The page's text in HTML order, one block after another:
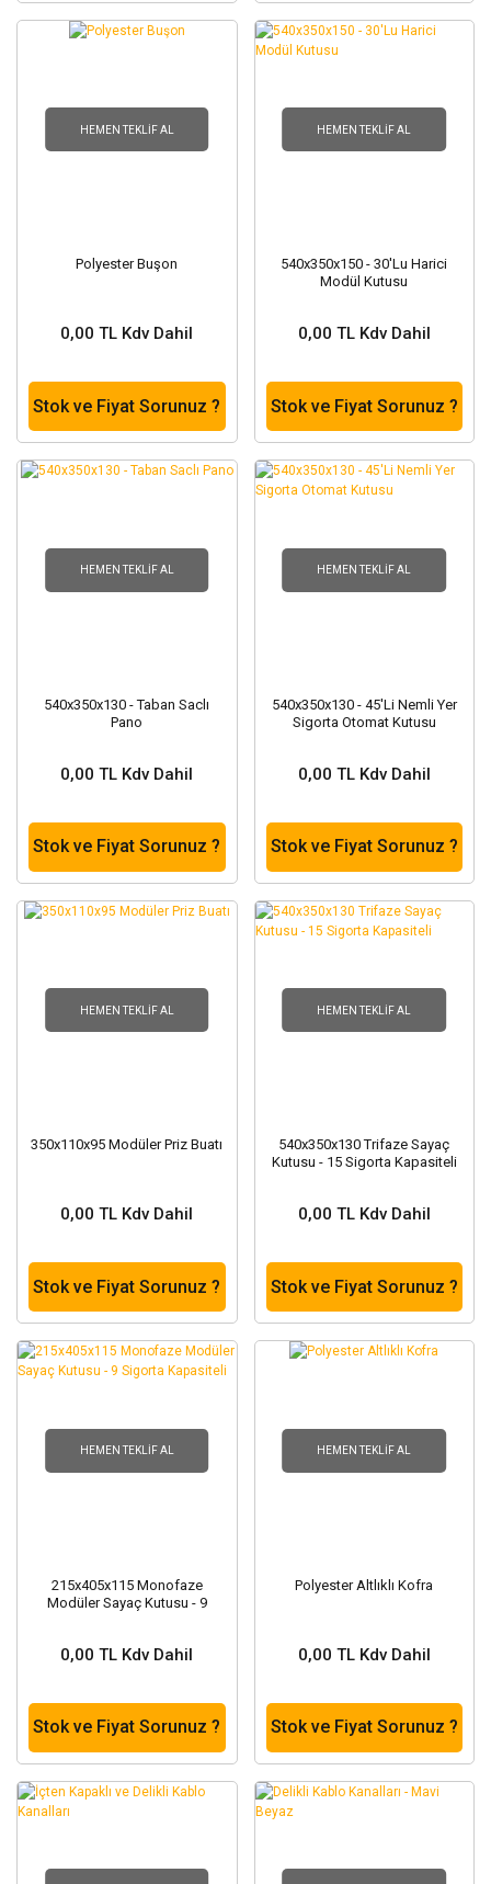
HEMEN TEKLIF AL
Polyester Buşon
0,00 TL Kdv Dahil
Stok ve Fiyat Sorunuz ?
HEMEN TEKLIF AL
540x350x150 - 30'Lu Harici
Modül Kutusu
0,00 TL Kdv Dahil
Stok ve Fiyat Sorunuz ?
HEMEN TEKLIF AL
540x350x130 - Taban Saclı
Pano
0,00 TL Kdv Dahil
Stok ve Fiyat Sorunuz ?
HEMEN TEKLIF AL
540x350x130 - 45'Li Nemli Yer
Sigorta Otomat Kutusu
0,00 TL Kdv Dahil
Stok ve Fiyat Sorunuz ?
HEMEN TEKLIF AL
350x110x95 Modüler Priz Buatı
0,00 TL Kdv Dahil
Stok ve Fiyat Sorunuz ?
HEMEN TEKLIF AL
540x350x130 Trifaze Sayaç
Kutusu - 15 Sigorta Kapasiteli
0,00 TL Kdv Dahil
Stok ve Fiyat Sorunuz ?
HEMEN TEKLIF AL
215x405x115 Monofaze
Modüler Sayaç Kutusu - 9
0,00 TL Kdv Dahil
Stok ve Fiyat Sorunuz ?
HEMEN TEKLIF AL
Polyester Altlıklı Kofra
0,00 TL Kdv Dahil
Stok ve Fiyat Sorunuz ?